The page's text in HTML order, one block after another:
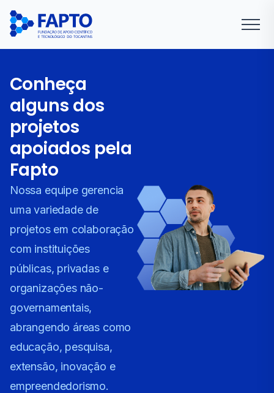
Conheça
alguns dos
projetos
apoiados pela
Fapto
Nossa equipe gerencia
uma variedade de
projetos em colaboração
com instituições
públicas, privadas e
organizações não-
governamentais,
abrangendo áreas como
educação, pesquisa,
extensão, inovação e
empreendedorismo.